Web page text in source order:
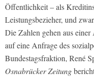
Öffentlichkeit – als
Leistungsbezieher, und
Die Zahlen gehen aus
auf eine Anfrage des
Bundestagsfraktion, René
Osnabrücker Zeitung